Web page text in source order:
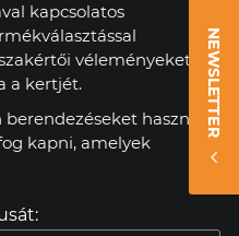
NEWSLETTER
kapcsolatos
véleményeket.
a kertjét.
használ,
kapni, amelyek